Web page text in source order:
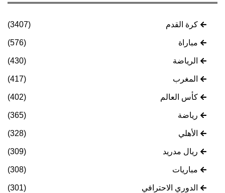
كرة القدم (3407)
مباراة (576)
الرياضة (430)
المغرب (417)
كأس العالم (402)
رياضة (365)
الأهلي (328)
ريال مدريد (309)
مباريات (308)
الدوري الاحترافي (301)